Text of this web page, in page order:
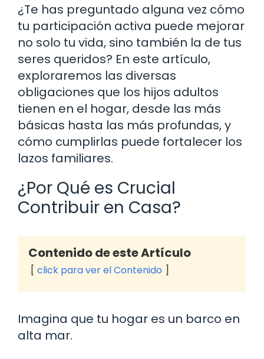
¿Te has preguntado alguna vez cómo
tu participación activa puede mejorar
no solo tu vida, sino también la de tus
seres queridos? En este artículo,
exploraremos las diversas
obligaciones que los hijos adultos
tienen en el hogar, desde las más
básicas hasta las más profundas, y
cómo cumplirlas puede fortalecer los
lazos familiares.
¿Por Qué es Crucial
Contribuir en Casa?
Contenido de este Artículo
click para ver el Contenido
Imagina que tu hogar es un barco en
alta mar.